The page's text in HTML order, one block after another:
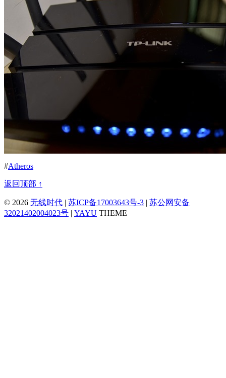
#Atheros
返回顶部 ↑
© 2026 无线时代 | 苏ICP备17003643号-3 | 苏公网安备
32021402004023号 | YAYU THEME